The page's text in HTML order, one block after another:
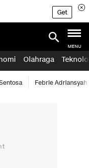
Get
MENU
Olahraga
Febrie Adriansyah